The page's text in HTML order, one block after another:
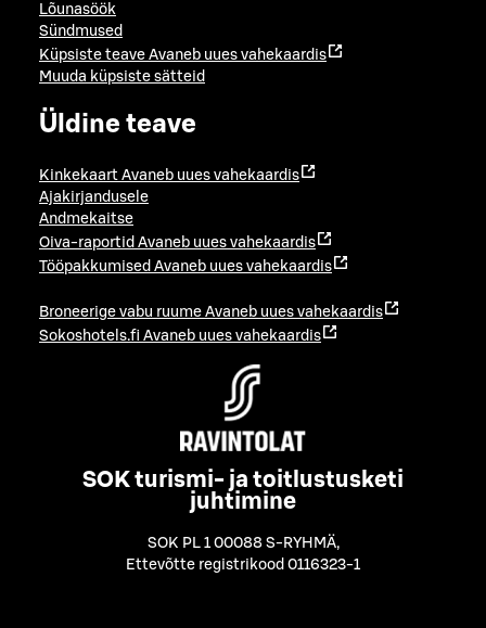
Lõunasöök
Sündmused
Küpsiste teave Avaneb uues vahekaardis
Muuda küpsiste sätteid
Üldine teave
Kinkekaart Avaneb uues vahekaardis
Ajakirjandusele
Andmekaitse
Oiva-raportid Avaneb uues vahekaardis
Tööpakkumised Avaneb uues vahekaardis
Broneerige vabu ruume Avaneb uues vahekaardis
Sokoshotels.fi Avaneb uues vahekaardis
SOK turismi- ja toitlustusketi
juhtimine
SOK PL 1 00088 S-RYHMÄ,
Ettevõtte registrikood 0116323-1